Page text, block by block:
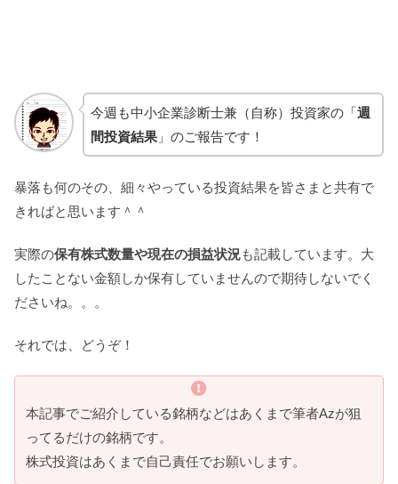
今週も中小企業診断士兼（自称）投資家の「週
間投資結果」のご報告です！
暴落も何のその、細々やっている投資結果を皆さまと共有で
きればと思います＾＾
実際の保有株式数量や現在の損益状況も記載しています。大
したことない金額しか保有していませんので期待しないでく
ださいね。。。
それでは、どうぞ！
本記事でご紹介している銘柄などはあくまで筆者Azが狙
ってるだけの銘柄です。
株式投資はあくまで自己責任でお願いします。